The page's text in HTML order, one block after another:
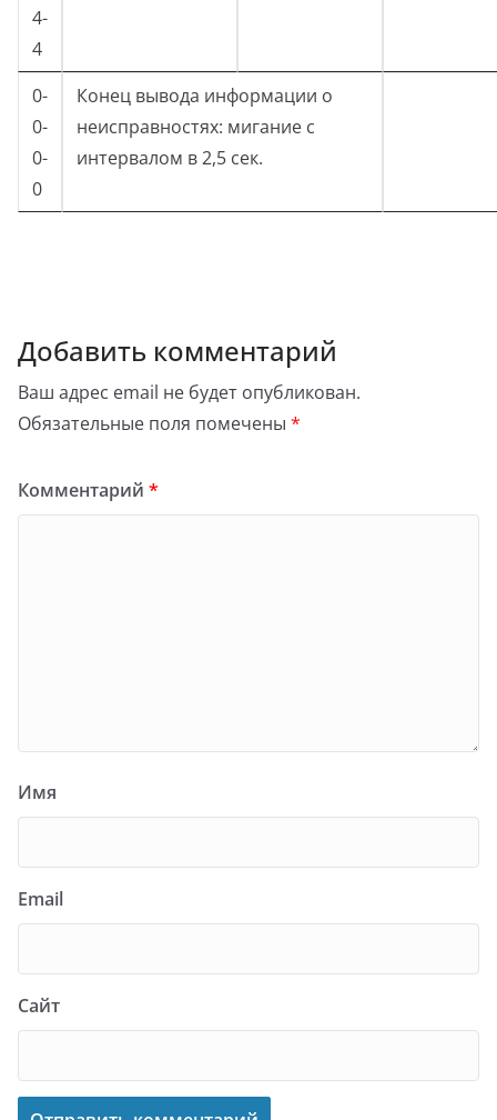
4-
4
0-
0-
0-
0
Конец вывода информации о
неисправностях: мигание с
интервалом в 2,5 сек.
Добавить комментарий
Ваш адрес email не будет опубликован.
Обязательные поля помечены *
Комментарий *
Имя
Email
Сайт